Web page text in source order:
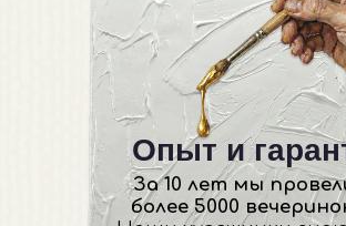
Результат
за один вечер
Вам не нужно ходить на курсы
месяц.
Вы приходите «с нуля»,
а через 3 часа уходите
с готовым интерьерным
холстом,который не стыдно
повесить дома.